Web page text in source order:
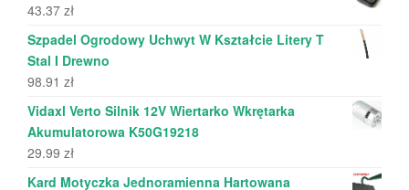
43.37 zł
Szpadel Ogrodowy Uchwyt W Kształcie Litery T
Stal I Drewno
98.91 zł
Vidaxl Verto Silnik 12V Wiertarko Wkrętarka
Akumulatorowa K50G19218
29.99 zł
Kard Motyczka Jednoramienna Hartowana